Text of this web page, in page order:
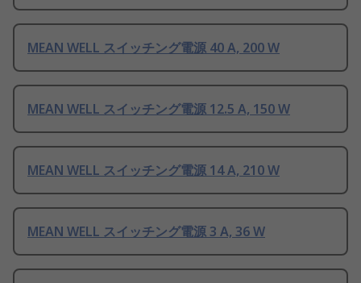
MEAN WELL スイッチング電源 40 A, 200 W
MEAN WELL スイッチング電源 12.5 A, 150 W
MEAN WELL スイッチング電源 14 A, 210 W
MEAN WELL スイッチング電源 3 A, 36 W